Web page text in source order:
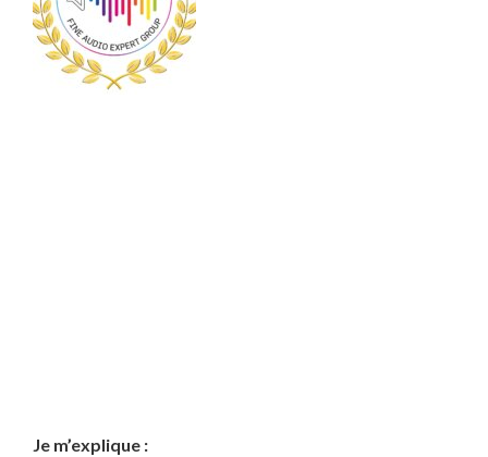
Je m’explique :